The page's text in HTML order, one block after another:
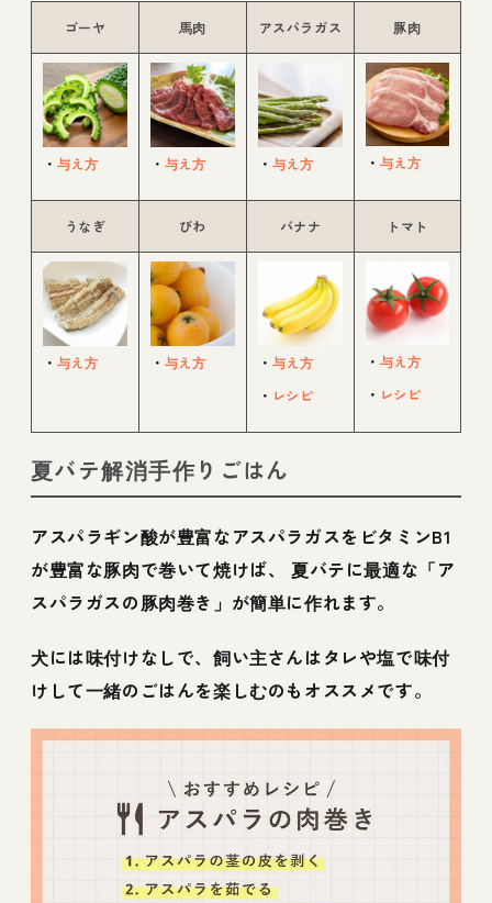
ゴーヤ 馬肉 アスパラガス 豚肉
・ 与え方 ・ 与え方 ・ 与え方 ・ 与え方
うなぎ びわ バナナ トマト
・ 与え方 ・ 与え方 ・ 与え方
・ レシピ
・ 与え方
・ レシピ
夏バテ解消手作りごはん
アスパラギン酸が豊富なアスパラガスをビタミンB1
が豊富な豚肉で巻いて焼けば、 夏バテに最適な「ア
スパラガスの豚肉巻き」が簡単に作れます。
犬には味付けなしで、飼い主さんはタレや塩で味付
けして一緒のごはんを楽しむのもオススメです。